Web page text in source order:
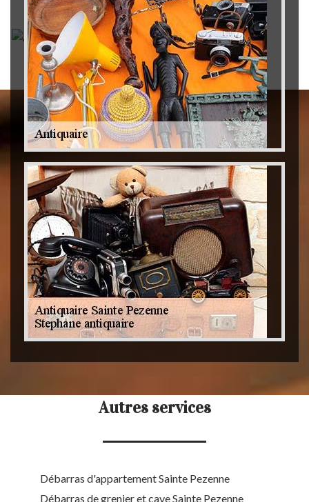
Rachat instrument de musique 79
Achat antiquité 79
Autres services
Débarras d'appartement Sainte Pezenne
Débarras de grenier et cave Sainte Pezenne